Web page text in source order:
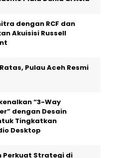
dengan RCF dan
Akuisisi Russell
Pulau Aceh Resmi
“3-Way
dengan Desain
Tingkatkan
Desktop
Perkuat Strategi di